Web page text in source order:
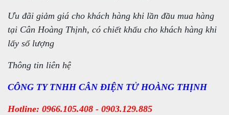
Ưu đãi giảm giá cho khách hàng khi lần đầu mua hàng
tại Cân Hoàng Thịnh, có chiết khấu cho khách hàng khi
lấy số lượng
Thông tin liên hệ
CÔNG TY TNHH CÂN ĐIỆN TỬ HOÀNG THỊNH
Hotline: 0966.105.408 - 0903.129.885